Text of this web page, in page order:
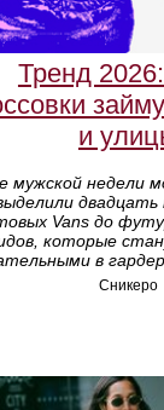
Тренд
и
мужской недели
Vans до
которые
в
Сникеро